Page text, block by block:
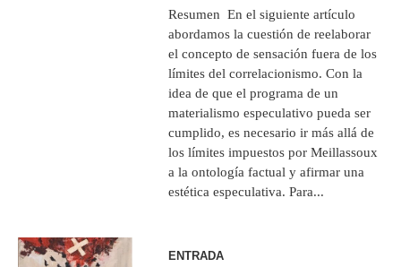
Resumen En el siguiente artículo
abordamos la cuestión de reelaborar
el concepto de sensación fuera de los
límites del correlacionismo. Con la
idea de que el programa de un
materialismo especulativo pueda ser
cumplido, es necesario ir más allá de
los límites impuestos por Meillassoux
a la ontología factual y afirmar una
estética especulativa. Para...
ENTRADA